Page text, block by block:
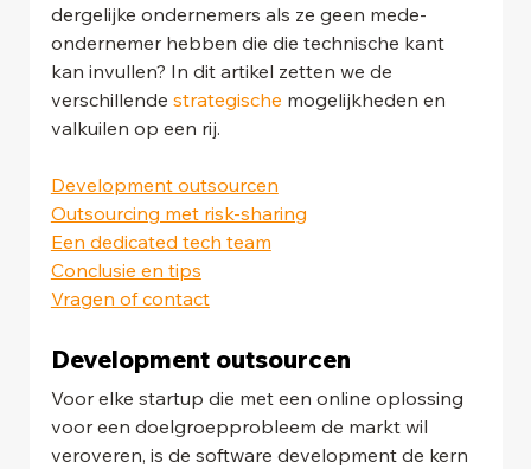
dergelijke ondernemers als ze geen mede-
ondernemer hebben die die technische kant
kan invullen? In dit artikel zetten we de
verschillende strategische mogelijkheden en
valkuilen op een rij.
Development outsourcen
Outsourcing met risk-sharing
Een dedicated tech team
Conclusie en tips
Vragen of contact
Development outsourcen
Voor elke startup die met een online oplossing
voor een doelgroepprobleem de markt wil
veroveren, is de software development de kern